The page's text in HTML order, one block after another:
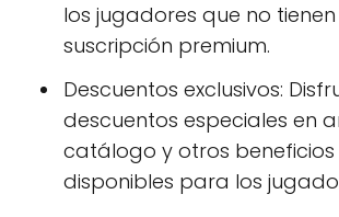
los jugadores que no
suscripción premium.
Descuentos exclusivos:
descuentos especiales en
catálogo y otros
disponibles para los